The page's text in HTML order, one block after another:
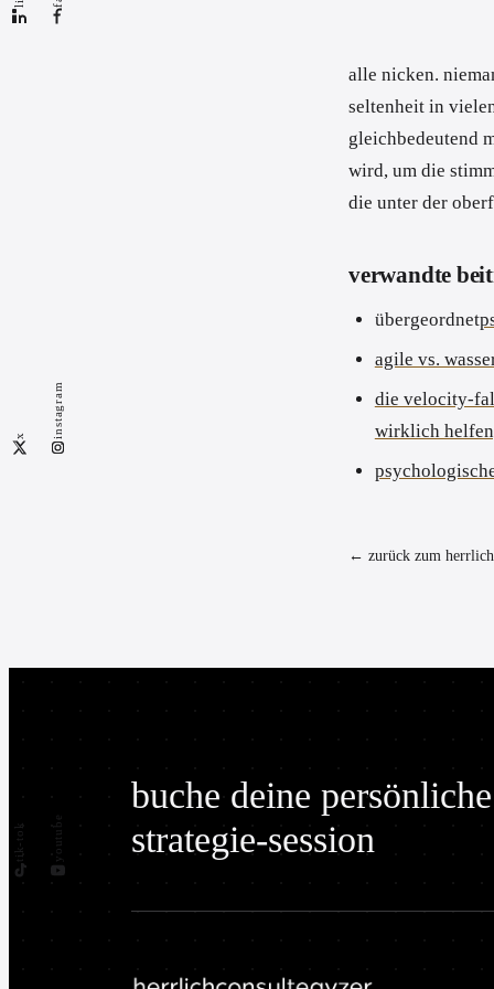
alle nicken.
seltenheit in
gleichbedeutend
wird, um die
die unter der
verwandte
übergeordnet
agile vs.
die velocity-
wirklich
← zurück zum
buche deine persönliche
strategie-session
x instagram
tik-tok youtube